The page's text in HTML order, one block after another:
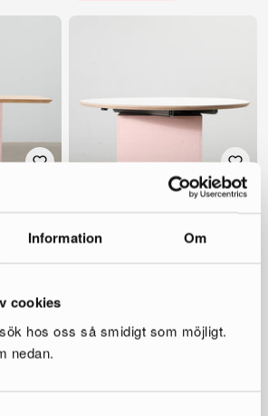
Information Om
cookies
hos oss så smidigt som möjligt.
nedan.
Haslev Symphony 82
bordsskiva Ø 105 cm vit
497 €